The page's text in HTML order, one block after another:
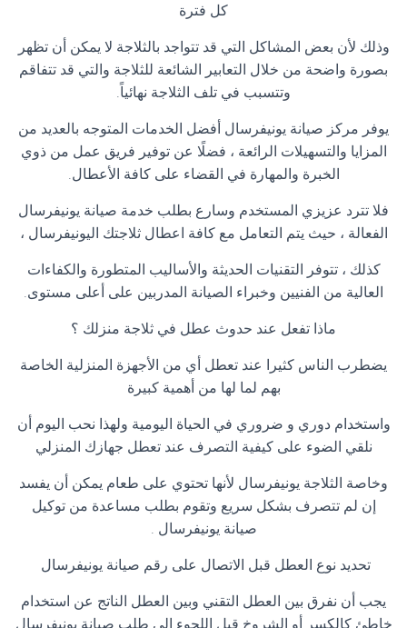
كل فترة
وذلك لأن بعض المشاكل التي قد تتواجد بالثلاجة لا يمكن أن تظهر
بصورة واضحة من خلال التعابير الشائعة للثلاجة والتي قد تتفاقم
وتتسبب في تلف الثلاجة نهائياً
يوفر مركز صيانة يونيفرسال أفضل الخدمات المتوجه بالعديد من
المزايا والتسهيلات الرائعة ، فضلًا عن توفير فريق عمل من ذوي
الخبرة والمهارة في القضاء على كافة الأعطال
فلا تترد عزيزي المستخدم وسارع بطلب خدمة صيانة يونيفرسال
الفعالة ، حيث يتم التعامل مع كافة اعطال ثلاجتك اليونيفرسال ،
كذلك ، تتوفر التقنيات الحديثة والأساليب المتطورة والكفاءات
العالية من الفنيين وخبراء الصيانة المدربين على أعلى مستوى
ماذا تفعل عند حدوث عطل في ثلاجة منزلك ؟
يضطرب الناس كثيرا عند تعطل أي من الأجهزة المنزلية الخاصة
بهم لما لها من أهمية كبيرة
واستخدام دوري و ضروري في الحياة اليومية ولهذا نحب اليوم أن
نلقي الضوء على كيفية التصرف عند تعطل جهازك المنزلي
وخاصة الثلاجة يونيفرسال لأنها تحتوي على طعام يمكن أن يفسد
إن لم تتصرف بشكل سريع وتقوم بطلب مساعدة من توكيل
صيانة يونيفرسال
تحديد نوع العطل قبل الاتصال على رقم صيانة يونيفرسال
يجب أن نفرق بين العطل التقني وبين العطل الناتج عن استخدام
خاطئ كالكسر أو الشروخ قبل اللجوء الى طلب صيانة يونيفرسال